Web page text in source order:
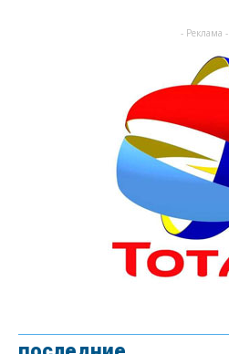
- Реклама -